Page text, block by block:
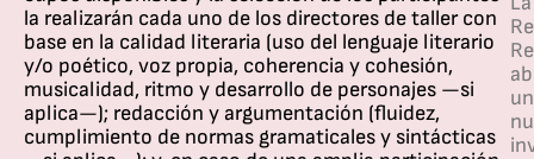
la realizarán cada uno de los directores de taller con
base en la calidad literaria (uso del lenguaje literario
y/o poético, voz propia, coherencia y cohesión,
musicalidad, ritmo y desarrollo de personajes —si
aplica—); redacción y argumentación (fluidez,
cumplimiento de normas gramaticales y sintácticas